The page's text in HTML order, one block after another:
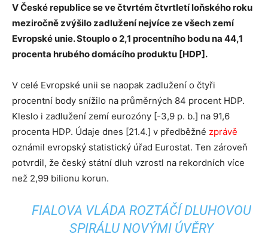
V České republice se ve čtvrtém čtvrtletí loňského roku
meziročně zvýšilo zadlužení nejvíce ze všech zemí
Evropské unie. Stouplo o 2,1 procentního bodu na 44,1
procenta hrubého domácího produktu [HDP].
V celé Evropské unii se naopak zadlužení o čtyři
procentní body snížilo na průměrných 84 procent HDP.
Kleslo i zadlužení zemí eurozóny [-3,9 p. b.] na 91,6
procenta HDP. Údaje dnes [21.4.] v předběžné zprávě
oznámil evropský statistický úřad Eurostat. Ten zároveň
potvrdil, že český státní dluh vzrostl na rekordních více
než 2,99 bilionu korun.
FIALOVA VLÁDA ROZTÁČÍ DLUHOVOU
SPIRÁLU NOVÝMI ÚVĚRY